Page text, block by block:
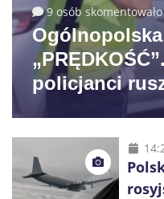
9 osób skomentowało
policjanci